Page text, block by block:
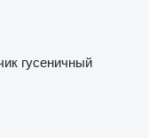
гусеничный